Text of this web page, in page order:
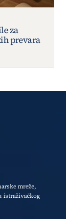
za
prevara
mreže,
istraživačkog